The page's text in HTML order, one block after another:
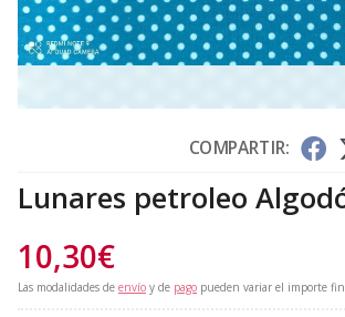
COMPARTIR:
Lunares petroleo
10,30€
Las modalidades de envío y de pago pueden variar el importe